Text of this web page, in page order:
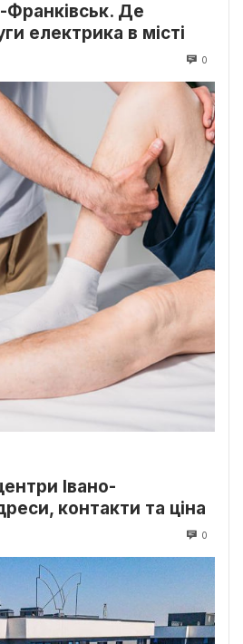
Франківськ. Де
електрика в місті
0
Івано-
контакти та ціна
0